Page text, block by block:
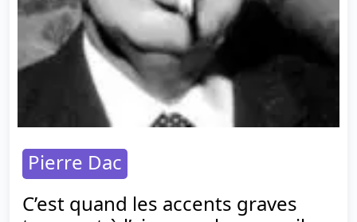
Pierre Dac
C’est quand les accents graves